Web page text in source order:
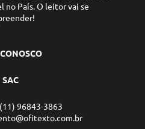
no País. O leitor vai se
SAC
96843-3863